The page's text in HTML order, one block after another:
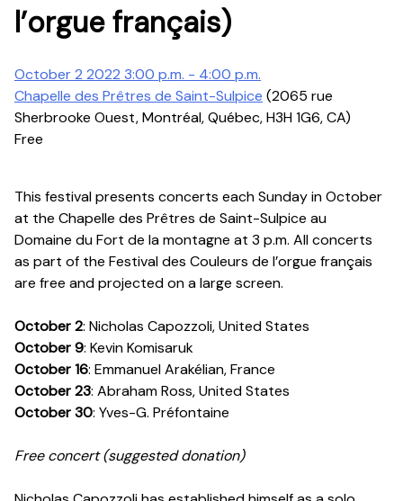
l’orgue français)
October 2 2022 3:00 p.m. - 4:00 p.m.
Chapelle des Prêtres de Saint-Sulpice (2065 rue
Sherbrooke Ouest, Montréal, Québec, H3H 1G6, CA)
Free
This festival presents concerts each Sunday in October
at the Chapelle des Prêtres de Saint-Sulpice au
Domaine du Fort de la montagne at 3 p.m. All concerts
as part of the Festival des Couleurs de l’orgue français
are free and projected on a large screen.
October 2: Nicholas Capozzoli, United States
October 9: Kevin Komisaruk
October 16: Emmanuel Arakélian, France
October 23: Abraham Ross, United States
October 30: Yves-G. Préfontaine
Free concert (suggested donation)